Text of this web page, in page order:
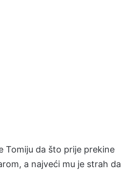
Tomiju da što prije prekine
a najveći mu je strah da